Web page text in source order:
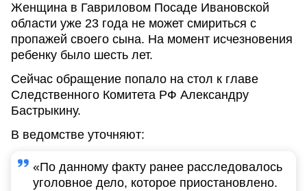
Женщина в Гавриловом Посаде Ивановской
области уже 23 года не может смириться с
пропажей своего сына. На момент исчезновения
ребенку было шесть лет.
Сейчас обращение попало на стол к главе
Следственного Комитета РФ Александру
Бастрыкину.
В ведомстве уточняют:
«По данному факту ранее расследовалось
уголовное дело, которое приостановлено.